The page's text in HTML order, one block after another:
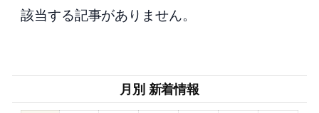
該当する記事がありません。
月別 新着情報